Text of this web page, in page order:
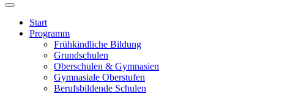
Start
Programm
Frühkindliche Bildung
Grundschulen
Oberschulen & Gymnasien
Gymnasiale Oberstufen
Berufsbildende Schulen